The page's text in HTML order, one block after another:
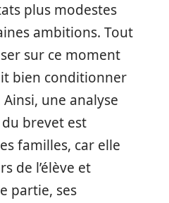
plus modestes
ambitions. Tout
sur ce moment
bien conditionner
une analyse
brevet est
familles, car elle
de l’élève et
partie, ses